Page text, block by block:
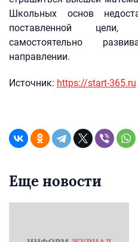
Школьных основ
поставленной цели,
самостоятельно
направлении.
Источник: https://start-365.ru
Еще новости